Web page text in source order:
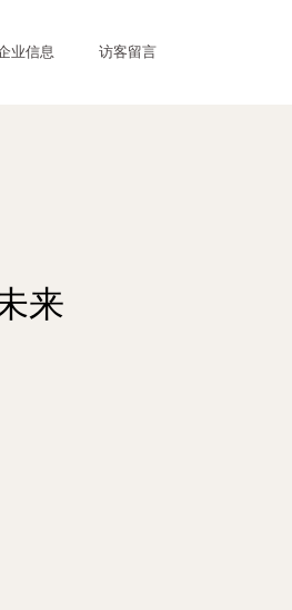
业信息 访客留言
来